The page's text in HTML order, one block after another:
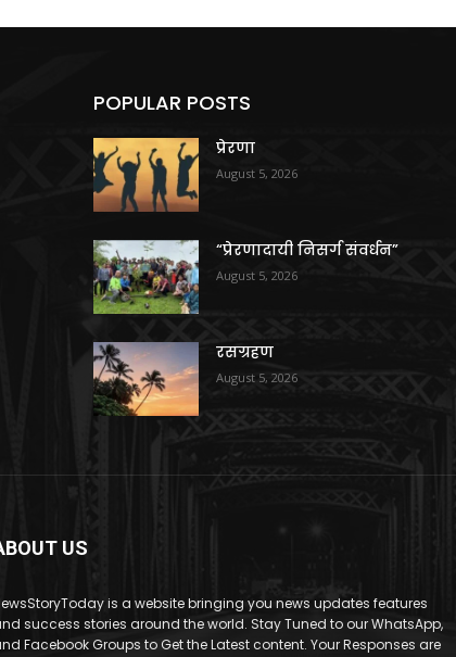
POPULAR POSTS
प्रेरणा
August 5, 2026
“प्रेरणादायी निसर्ग संवर्धन”
August 5, 2026
रसग्रहण
August 5, 2026
US
is a website bringing you news updates features
success stories around the world. Stay Tuned to our WhatsApp,
Facebook Groups to Get the Latest content. Your Responses are